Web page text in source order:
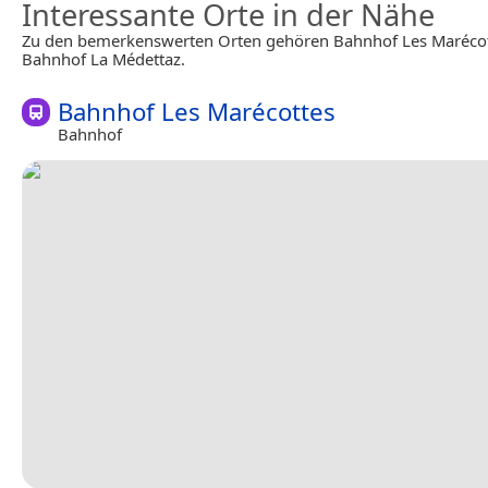
Interessante Orte in der Nähe
Zu den bemerkenswerten Orten gehören Bahnhof Les
Bahnhof La Médettaz.
Bahnhof Les Marécottes
Bahnhof